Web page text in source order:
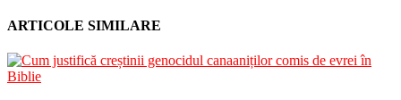
ARTICOLE SIMILARE